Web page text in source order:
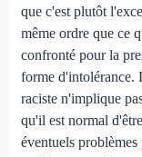
que c'est plutôt
même ordre que ce
confronté pour la
forme d'intolérance.
raciste n'implique
qu'il est normal
éventuels